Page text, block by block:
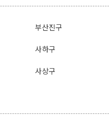
부산진구
사하구
사상구